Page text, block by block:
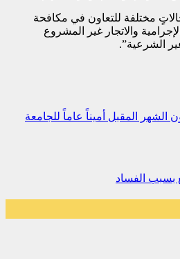
مختلفة للتعاون في مكافحة
والاتجار غير المشروع
الشرعية”.
الشهر المقبل أميناً عاماً للجامعة
بسبب الفساد